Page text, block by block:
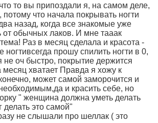
то вы припоздали я, на самом деле,
что начала покрывать ногти
назад, когда все знакомые уже
от обычных лаков. И мне тааак
Раз в месяц сделала и красота -
ногтивсегда прошу спилить ногти в 0,
не оч быстро, покрытие держится
месяц хватает Правда я хожу к
может самой заморочится и
и красить себе, но
" женщина должна уметь делать
делать это самой"
не слышали про шеллак ( это